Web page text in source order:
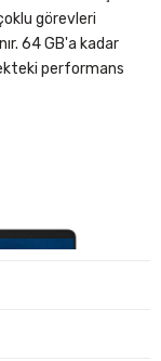
görevleri
64 GB'a kadar
performans